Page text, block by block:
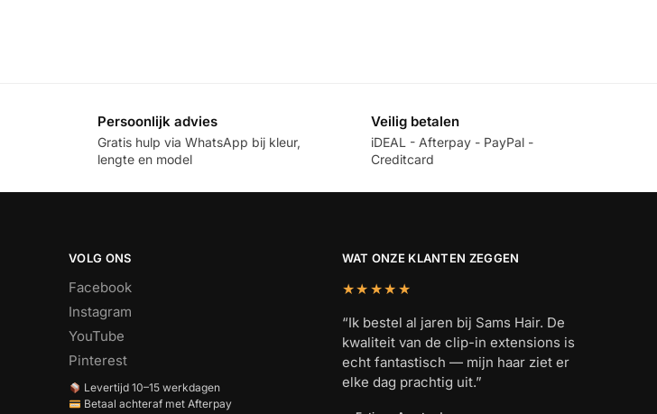
Persoonlijk advies
Gratis hulp via WhatsApp bij kleur,
lengte en model
Veilig betalen
iDEAL - Afterpay - PayPal -
Creditcard
VOLG ONS
Facebook
Instagram
YouTube
Pinterest
Levertijd 10–15 werkdagen
Betaal achteraf met Afterpay
WAT ONZE KLANTEN ZEGGEN
★★★★★
“Ik bestel al jaren bij Sams Hair. De
kwaliteit van de clip-in extensions is
echt fantastisch — mijn haar ziet er
elke dag prachtig uit.”